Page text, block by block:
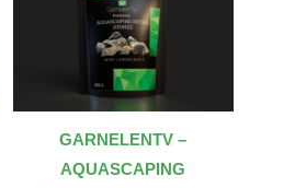
GARNELENTV –
AQUASCAPING